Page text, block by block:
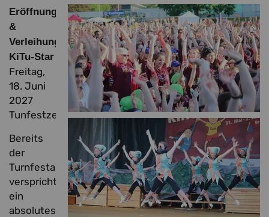
Eröffnungsfeier
&
Verleihung
KiTu-Star
Freitag,
18. Juni
2027
Tunfestzentrum
Bereits
der
Turnfestauftakt
verspricht
ein
absolutes